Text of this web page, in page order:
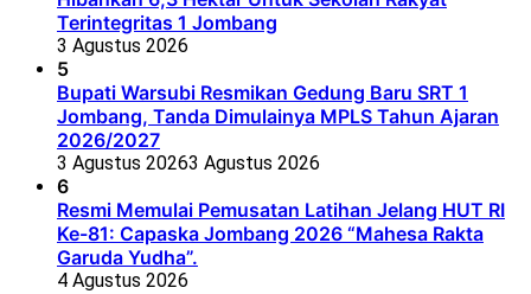
Terintegritas 1 Jombang
3 Agustus 2026
5
Bupati Warsubi Resmikan Gedung Baru SRT 1
Jombang, Tanda Dimulainya MPLS Tahun Ajaran
2026/2027
3 Agustus 20263 Agustus 2026
6
Resmi Memulai Pemusatan Latihan Jelang HUT RI
Ke-81: Capaska Jombang 2026 “Mahesa Rakta
Garuda Yudha”.
4 Agustus 2026